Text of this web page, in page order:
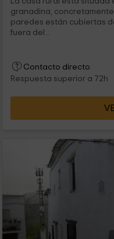
granadina, concretamente
paredes están cubiertas
fuera del...
Contacto directo
Respuesta superior a 72h